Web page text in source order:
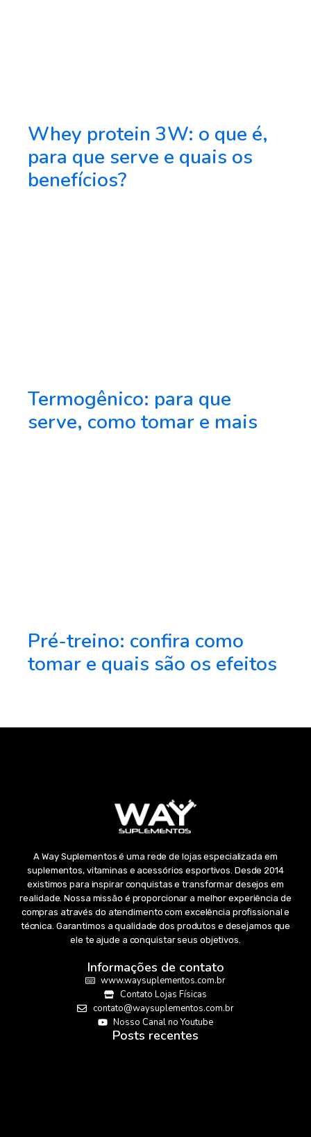
Whey protein 3W: o que é,
para que serve e quais os
benefícios?
Termogênico: para que
serve, como tomar e mais
Pré-treino: confira como
tomar e quais são os efeitos
A Way Suplementos é uma rede de lojas especializada em
suplementos, vitaminas e acessórios esportivos. Desde 2014
existimos para inspirar conquistas e transformar desejos em
realidade. Nossa missão é proporcionar a melhor experiência de
compras através do atendimento com excelência profissional e
técnica. Garantimos a qualidade dos produtos e desejamos que
ele te ajude a conquistar seus objetivos.
Informações de contato
www.waysuplementos.com.br
Contato Lojas Físicas
contato@waysuplementos.com.br
Nosso Canal no Youtube
Posts recentes